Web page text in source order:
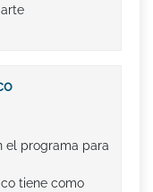
el programa para
tiene como